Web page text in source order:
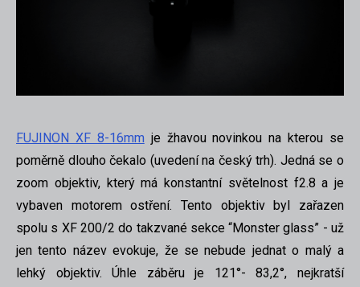
FUJINON XF 8-16mm je žhavou novinkou na kterou se
poměrně dlouho čekalo (uvedení na český trh). Jedná se o
zoom objektiv, který má konstantní světelnost f2.8 a je
vybaven motorem ostření. Tento objektiv byl zařazen
spolu s XF 200/2 do takzvané sekce “Monster glass” - už
jen tento název evokuje, že se nebude jednat o malý a
lehký objektiv. Úhle záběru je 121°- 83,2°, nejkratší